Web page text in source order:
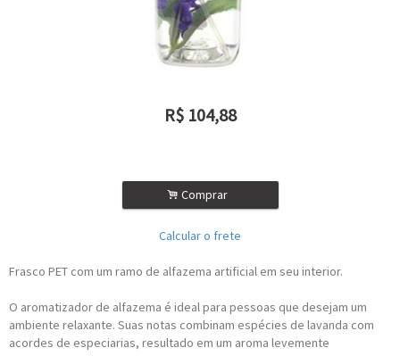
R$ 104,88
. Comprar
Calcular o frete
Frasco PET com um ramo de alfazema artificial em seu interior.
​O aromatizador de alfazema é ideal para pessoas que desejam um
ambiente relaxante. Suas notas combinam espécies de lavanda com
acordes de especiarias, resultado em um aroma levemente